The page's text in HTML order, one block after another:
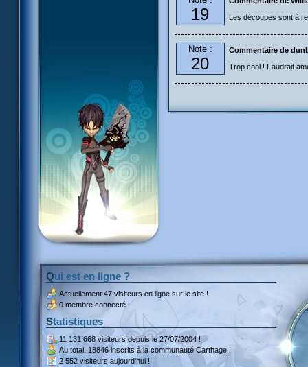
19
Les découpes sont à
Note :
20
Commentaire de
Trop cool ! Faudrait
Qui est en ligne ?
Actuellement 47 visiteurs en ligne sur le site !
0 membre connecté.
Statistiques
11 131 668 visiteursdepuis le 27/07/2004 !
Au total, 18846 inscritsà la communauté Carthage !
2 552 visiteurs aujourd'hui !